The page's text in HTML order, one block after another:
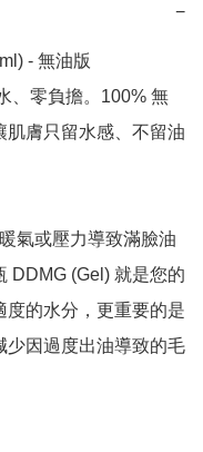
−
- 無油版
、零負擔。100% 無
膚只留水感、不留油
氣或壓力導致滿臉油
DDMG (Gel) 就是您的
度的水分，更重要的是
少因過度出油導致的毛